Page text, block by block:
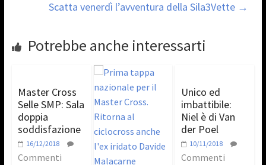
Scatta venerdì l’avventura della Sila3Vette →
Potrebbe anche interessarti
Master Cross
Selle SMP: Sala
doppia
soddisfazione
16/12/2018
Commenti
Unico ed
imbattibile:
Niel è di Van
der Poel
10/11/2018
Commenti